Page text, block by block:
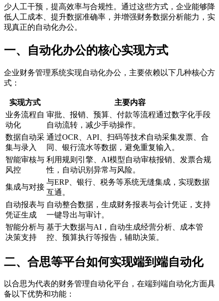
少人工干预，提高效率与合规性。通过这些方式，企业能够降
低人工成本、提升数据准确率，并增强财务数据分析能力，实
现真正的自动化办公。
一、自动化办公的核心实现方式
企业财务管理系统实现自动化办公，主要依赖以下几种核心方
式：
实现方式
主要内容
业务流程自
动化
审批、报销、预算、付款等流程通过数字化手段
自动流转，减少手动操作。
数据自动采
集与录入
通过OCR、API、扫码等技术自动采集发票、合
同、银行流水等数据，避免重复输入。
智能审核与
风控
利用规则引擎、AI模型自动审核报销、发票合规
性，自动识别异常与风险。
集成与对接
与ERP、银行、税务等系统无缝集成，实现数据
互通。
自动报表与
凭证生成
自动整合数据，生成财务报表与会计凭证，支持
一键导出与审计。
智能分析与
决策支持
基于大数据与AI，自动生成经营分析、成本管
控、预算执行等报告，辅助决策。
二、合思等平台如何实现端到端自动化
以合思为代表的财务管理自动化平台，在端到端自动化方面具
备以下优势和功能：